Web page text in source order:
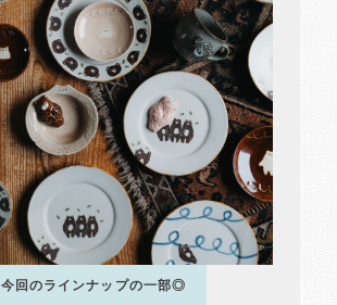
今回のラインナップの一部◎